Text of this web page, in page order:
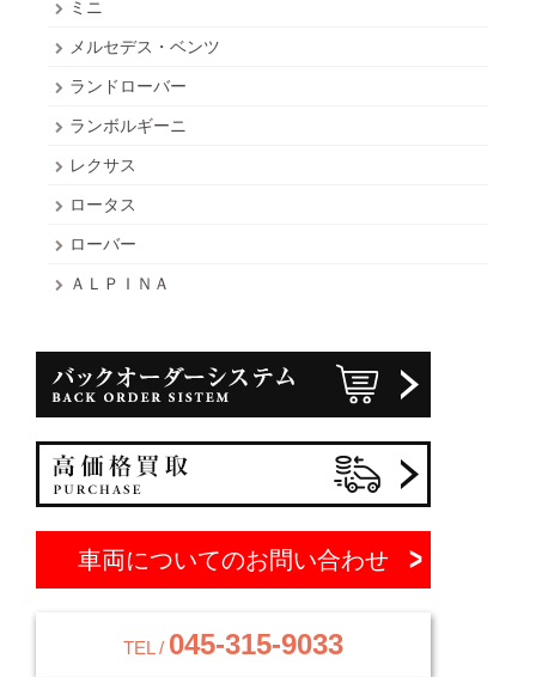
ミニ
メルセデス・ベンツ
ランドローバー
ランボルギーニ
レクサス
ロータス
ローバー
ＡＬＰＩＮＡ
車両についてのお問い合わせ
TEL / 045-315-9033